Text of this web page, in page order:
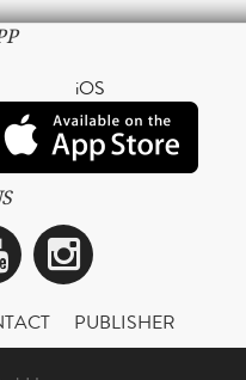
iOS
YouTubeInstagram
PUBLISHER